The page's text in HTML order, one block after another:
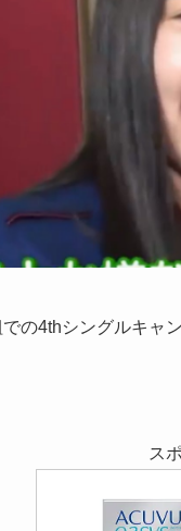
での4thシングルキ
ス